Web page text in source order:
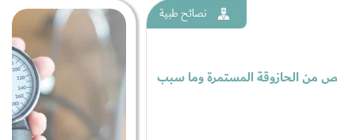
نصائح طبية
من الحازوقة المستمرة وما سبب